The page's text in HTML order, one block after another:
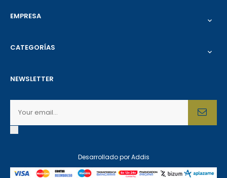
EMPRESA 
CATEGORÍAS 
NEWSLETTER
Desarrollado porAddis